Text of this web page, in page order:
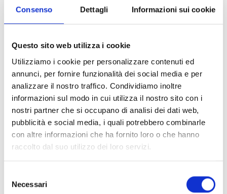
Consenso Dettagli Informazioni sui cookie
Questo sito web utilizza i cookie
Utilizziamo i cookie per personalizzare contenuti ed
annunci, per fornire funzionalità dei social media e per
analizzare il nostro traffico. Condividiamo inoltre
informazioni sul modo in cui utilizza il nostro sito con i
nostri partner che si occupano di analisi dei dati web,
pubblicità e social media, i quali potrebbero combinarle
con altre informazioni che ha fornito loro o che hanno
raccolto dal suo utilizzo dei loro servizi.
delNecessari
Potranno far parte del partenariato anchesoggetti
imprenditoriali for profit- senza vincoli di sede
all’iniziativa di welfare culturale proposta; tali soggetti
non potranno ricevere alcun beneficio economico.
Entità del contributo
Dotazione finanziaria complessiva:35.000 Euro
Ogni proposta dovrà avere un costo complessivo
minimo di 7.000 Euro, dovrà prevedere una richiesta a
del progetto.